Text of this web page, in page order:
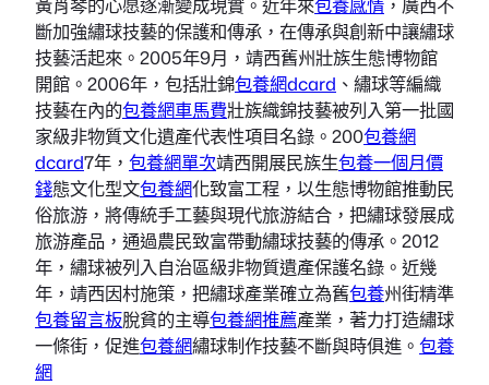
斷加強繡球技藝的保護和傳承，在傳承與創新中讓繡球
技藝活起來。2005年9月，靖西舊州壯族生態博物館
開館。2006年，包括壯錦包養網dcard 、繡球等編織
技藝在內的包養網車馬費壯族織錦技藝被列入第一批國
家級非物質文化遺產代表性項目名錄。200包養網
dcard7年， 包養網單次靖西開展民族生包養一個月價
錢態文化型文包養網化致富工程，以生態博物館推動民
俗旅游，將傳統手工藝與現代旅游結合，把繡球發展成
旅游產品，通過農民致富帶動繡球技藝的傳承。2012
年，繡球被列入自治區級非物質遺產保護名錄。近幾
年，靖西因村施策，把繡球產業確立為舊包養州街精準
包養留言板脫貧的主導包養網推薦產業，著力打造繡球
一條街，促進包養網繡球制作技藝不斷與時俱進。 包養
網